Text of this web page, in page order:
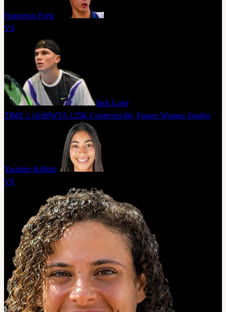
Francesco Forti
VS
Jack Loge
TIME // 16:00WTA 125K Contrexeville, France Women Singles
Yasmine Kabbaj
VS